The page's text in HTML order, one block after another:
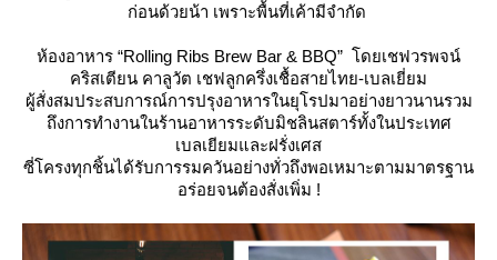
ก่อนด้วยน้า เพราะพื้นที่เค้ามีจำกัด
ห้องอาหาร “Rolling Ribs Brew Bar & BBQ” โดยเชฟวรพจน์
คริสเตียน คาลูวัต เชฟลูกครึ่งเชื้อสายไทย-เบลเยี่ยม
ผู้สั่งสมประสบการณ์การปรุงอาหารในยุโรปมาอย่างยาวนานรวม
ถึงการทำงานในร้านอาหารระดับมิชลินสตาร์ทั้งในประเทศ
เบลเยียมและฝรั่งเศส
ซี่โครงทุกชิ้นได้รับการรมควันอย่างทั่วถึงพอเหมาะตามมาตรฐาน
อร่อยจนต้องสั่งเพิ่ม !